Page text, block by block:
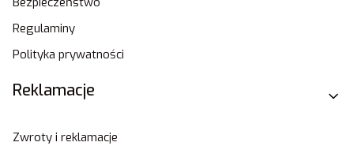
Regulaminy
Polityka prywatności
Reklamacje
Zwroty i reklamacje